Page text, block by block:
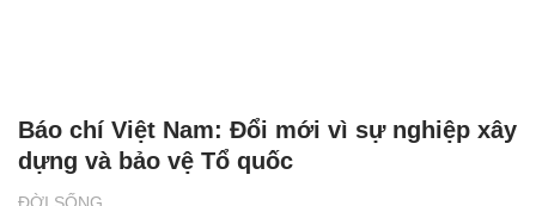
Báo chí Việt Nam: Đổi mới vì sự nghiệp xây
dựng và bảo vệ Tổ quốc